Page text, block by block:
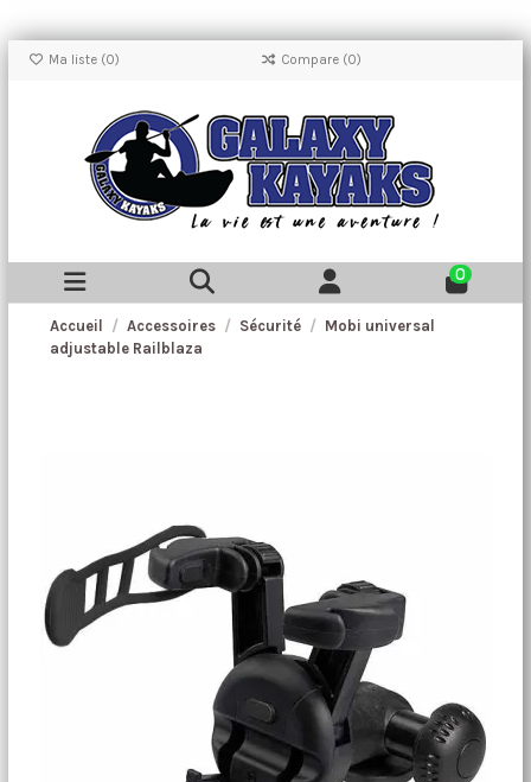
Ma liste (0) Compare (0)
0
Accueil Accessoires Sécurité
Mobi universal
adjustable Railblaza